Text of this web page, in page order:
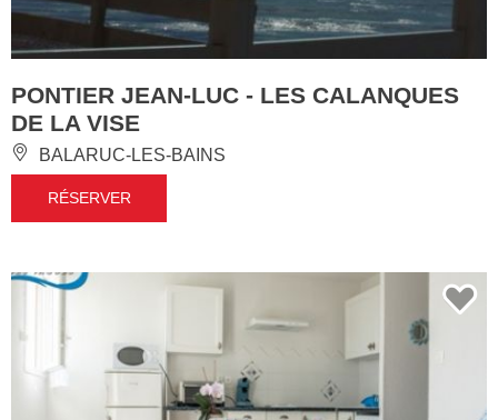
PONTIER JEAN-LUC - LES CALANQUES
DE LA VISE
BALARUC-LES-BAINS
RÉSERVER